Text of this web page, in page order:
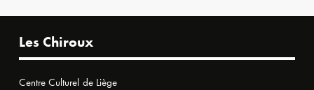
Les Chiroux
Centre Culturel de Liège